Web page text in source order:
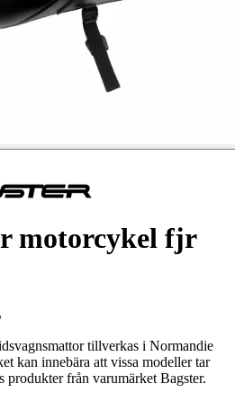
motorcykel fjr
tillverkas i Normandie
kan innebära att vissa modeller tar
produkter från varumärket Bagster.